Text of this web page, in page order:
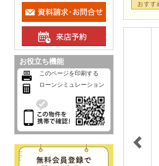
お役立ち機能
このページを印刷する
ローンシミュレーション